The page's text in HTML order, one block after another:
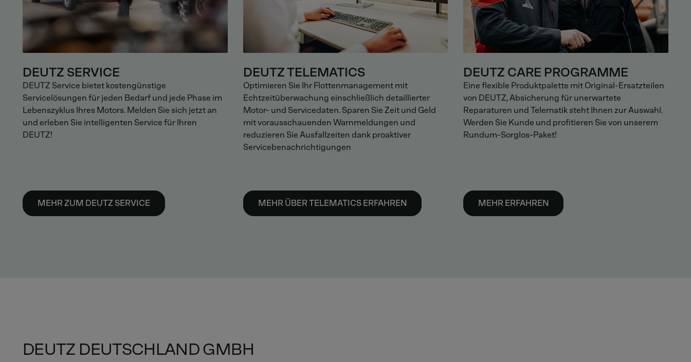
DEUTZ SERVICE
DEUTZ Service bietet kostengünstige
Servicelösungen für jeden Bedarf und jede Phase im
Lebenszyklus Ihres Motors. Melden Sie sich jetzt an
und erleben Sie intelligenten Service für Ihren
DEUTZ!
MEHR ZUM DEUTZ SERVICE
DEUTZ TELEMATICS
Optimieren Sie Ihr Flottenmanagement mit
Echtzeitüberwachung einschließlich detaillierter
Motor- und Servicedaten. Sparen Sie Zeit und Geld
mit vorausschauenden Warnmeldungen und
reduzieren Sie Ausfallzeiten dank proaktiver
Servicebenachrichtigungen
MEHR ÜBER TELEMATICS ERFAHREN
DEUTZ CARE PROGRAMME
Eine flexible Produktpalette mit Original-Ersatzteilen
von DEUTZ, Absicherung für unerwartete
Reparaturen und Telematik steht Ihnen zur Auswahl.
Werden Sie Kunde und profitieren Sie von unserem
Rundum-Sorglos-Paket!
MEHR ERFAHREN
DEUTZ DEUTSCHLAND GMBH